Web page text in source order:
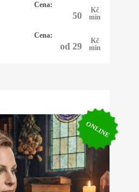
Cena:
50
Kč
min
Cena:
od 29
Kč
min
ONLINE
Anička
výklad snů,